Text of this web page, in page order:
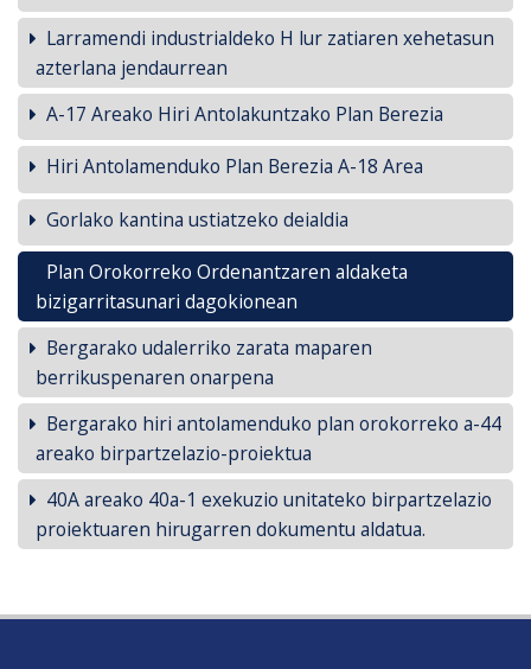
Larramendi industrialdeko H lur zatiaren xehetasun
azterlana jendaurrean
A-17 Areako Hiri Antolakuntzako Plan Berezia
Hiri Antolamenduko Plan Berezia A-18 Area
Gorlako kantina ustiatzeko deialdia
Plan Orokorreko Ordenantzaren aldaketa
bizigarritasunari dagokionean
Bergarako udalerriko zarata maparen
berrikuspenaren onarpena
Bergarako hiri antolamenduko plan orokorreko a-44
areako birpartzelazio-proiektua
40A areako 40a-1 exekuzio unitateko birpartzelazio
proiektuaren hirugarren dokumentu aldatua.